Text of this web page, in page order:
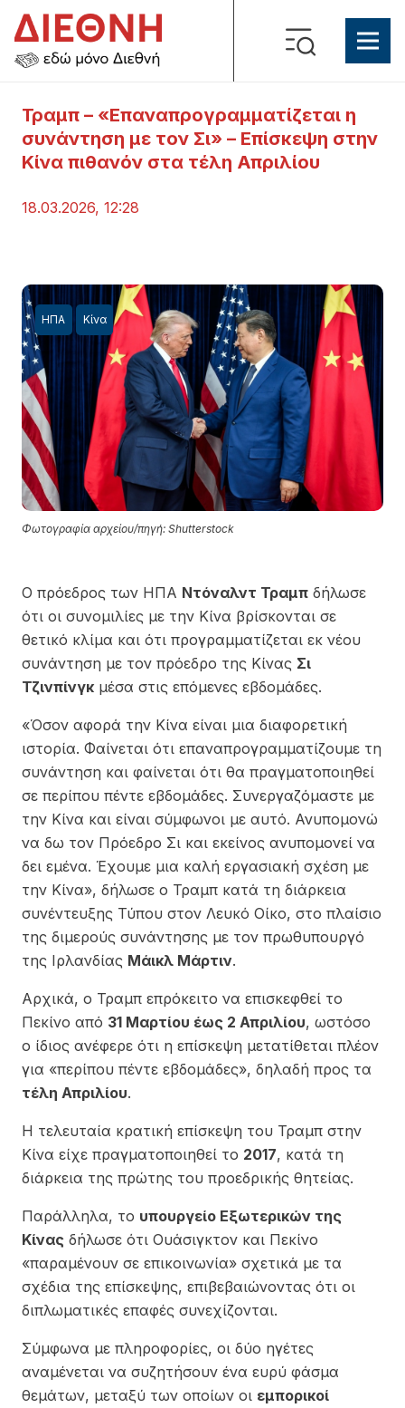
Τραμπ – «Επαναπρογραμματίζεται η
συνάντηση με τον Σι» – Επίσκεψη στην
Κίνα πιθανόν στα τέλη Απριλίου
18.03.2026, 12:28
Φωτογραφία αρχείου/πηγή: Shutterstock
ΗΠΑ Κίνα
Ο πρόεδρος των ΗΠΑ Ντόναλντ Τραμπ δήλωσε
ότι οι συνομιλίες με την Κίνα βρίσκονται σε
θετικό κλίμα και ότι προγραμματίζεται εκ νέου
συνάντηση με τον πρόεδρο της Κίνας Σι
Τζινπίνγκ μέσα στις επόμενες εβδομάδες.
«Όσον αφορά την Κίνα είναι μια διαφορετική
ιστορία. Φαίνεται ότι επαναπρογραμματίζουμε τη
συνάντηση και φαίνεται ότι θα πραγματοποιηθεί
σε περίπου πέντε εβδομάδες. Συνεργαζόμαστε με
την Κίνα και είναι σύμφωνοι με αυτό. Ανυπομονώ
να δω τον Πρόεδρο Σι και εκείνος ανυπομονεί να
δει εμένα. Έχουμε μια καλή εργασιακή σχέση με
την Κίνα», δήλωσε ο Τραμπ κατά τη διάρκεια
συνέντευξης Τύπου στον Λευκό Οίκο, στο πλαίσιο
της διμερούς συνάντησης με τον πρωθυπουργό
της Ιρλανδίας Μάικλ Μάρτιν.
Αρχικά, ο Τραμπ επρόκειτο να επισκεφθεί το
Πεκίνο από 31 Μαρτίου έως 2 Απριλίου, ωστόσο
ο ίδιος ανέφερε ότι η επίσκεψη μετατίθεται πλέον
για «περίπου πέντε εβδομάδες», δηλαδή προς τα
τέλη Απριλίου.
Η τελευταία κρατική επίσκεψη του Τραμπ στην
Κίνα είχε πραγματοποιηθεί το 2017, κατά τη
διάρκεια της πρώτης του προεδρικής θητείας.
Παράλληλα, το υπουργείο Εξωτερικών της
Κίνας δήλωσε ότι Ουάσιγκτον και Πεκίνο
«παραμένουν σε επικοινωνία» σχετικά με τα
σχέδια της επίσκεψης, επιβεβαιώνοντας ότι οι
διπλωματικές επαφές συνεχίζονται.
Σύμφωνα με πληροφορίες, οι δύο ηγέτες
αναμένεται να συζητήσουν ένα ευρύ φάσμα
θεμάτων, μεταξύ των οποίων οι εμπορικοί